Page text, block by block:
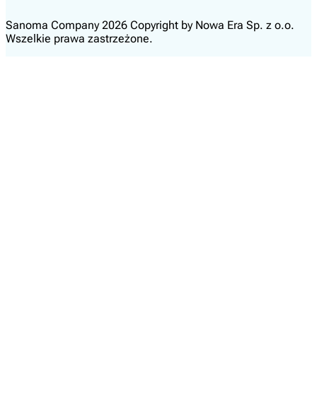
Sanoma Company 2026 Copyright by Nowa Era Sp. z o.o.
Wszelkie prawa zastrzeżone.